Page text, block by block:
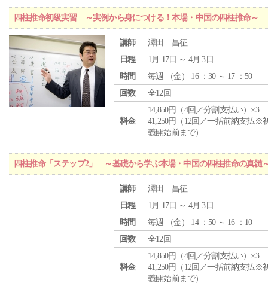
四柱推命初級実習 ～実例から身につける！本場・中国の四柱推命～
講師
澤田 昌征
日程
1月 17日 ～ 4月 3日
時間
毎週 （金） 16 ：30 ～ 17 ：50
回数
全12回
料金
14,850円（4回／分割支払い）×3
41,250円（12回／一括前納支払※
義開始前まで）
四柱推命「ステップ2」 ～基礎から学ぶ本場・中国の四柱推命の真髄
講師
澤田 昌征
日程
1月 17日 ～ 4月 3日
時間
毎週 （金） 14 ：50 ～ 16 ：10
回数
全12回
料金
14,850円（4回／分割支払い）×3
41,250円（12回／一括前納支払※
義開始前まで）